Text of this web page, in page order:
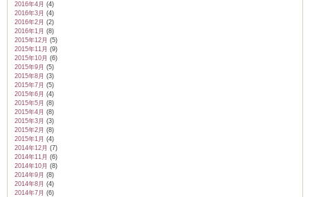
2016年4月 (4)
2016年3月 (4)
2016年2月 (2)
2016年1月 (8)
2015年12月 (5)
2015年11月 (9)
2015年10月 (6)
2015年9月 (5)
2015年8月 (3)
2015年7月 (5)
2015年6月 (4)
2015年5月 (8)
2015年4月 (8)
2015年3月 (3)
2015年2月 (8)
2015年1月 (4)
2014年12月 (7)
2014年11月 (6)
2014年10月 (8)
2014年9月 (8)
2014年8月 (4)
2014年7月 (6)